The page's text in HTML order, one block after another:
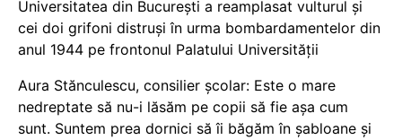
Universitatea din București a reamplasat vulturul și
cei doi grifoni distruși în urma bombardamentelor din
anul 1944 pe frontonul Palatului Universității
Aura Stănculescu, consilier școlar: Este o mare
nedreptate să nu-i lăsăm pe copii să fie așa cum
sunt. Suntem prea dornici să îi băgăm în șabloane și